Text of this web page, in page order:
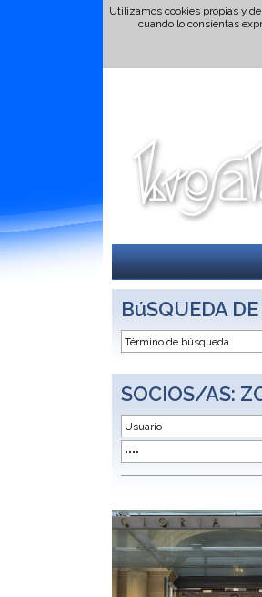
Utilizamos cookies propias y
cuando lo consientas
BúSQUEDA
SOCIOS/AS: